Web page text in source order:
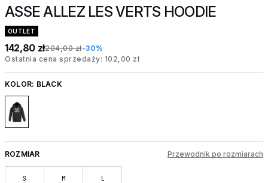
ASSE ALLEZ LES VERTS HOODIE
OUTLET
142,80 zł204,00 zł-30%
Ostatnia cena sprzedaży: 102,00 zł
KOLOR: BLACK
ROZMIAR Przewodnik po rozmiarach
S M L